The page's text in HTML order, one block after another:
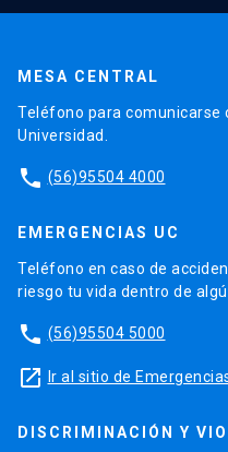
MESA CENTRAL
Teléfono para comunicarse
Universidad.
phone (56)95504 4000
EMERGENCIAS UC
Teléfono en caso de
riesgo tu vida dentro de
phone (56)95504 5000
launch Ir al sitio de
DISCRIMINACIÓN Y